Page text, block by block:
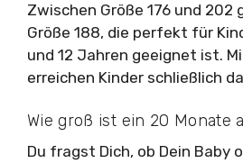
Zwischen Größe 176 und 202
Größe 188, die perfekt für
und 12 Jahren geeignet ist.
erreichen Kinder schließlich
Wie groß ist ein 20 Monate
Du fragst Dich, ob Dein Baby